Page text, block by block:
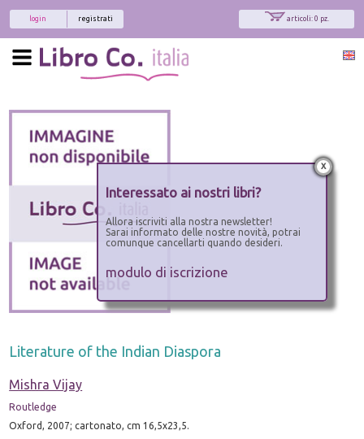
articoli: 0 pz.
registrati
login
Literature of the Indian Diaspora
Mishra Vijay
Routledge
Oxford, 2007; cartonato, cm 16,5x23,5.
x
Interessato ai nostri libri?
Allora iscriviti alla nostra newsletter!
Sarai informato delle nostre novità, potrai
comunque cancellarti quando desideri.
modulo di iscrizione